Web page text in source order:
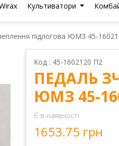
Культиватори
підлогова ЮМЗ 45-
Код : 45-1602120 П2
ПЕДАЛЬ
ЮМЗ 45-
Є в наявності
1653.75 грн